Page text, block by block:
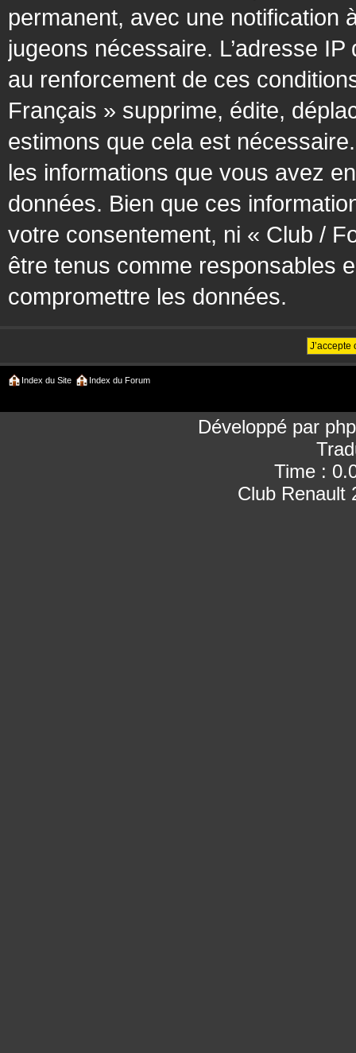
permanent, avec une notification
jugeons nécessaire. L’adresse
au renforcement de ces
Français » supprime, édite,
estimons que cela est
les informations que vous avez
données. Bien que ces
votre consentement, ni « Club /
être tenus comme responsables
compromettre les données.
Index du Site Index du Forum
Développé par
Time :
Club Renault